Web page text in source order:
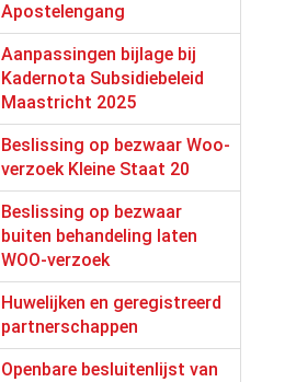
Apostelengang
Aanpassingen bijlage bij
Kadernota Subsidiebeleid
Maastricht 2025
Beslissing op bezwaar Woo-
verzoek Kleine Staat 20
Beslissing op bezwaar
buiten behandeling laten
WOO-verzoek
Huwelijken en geregistreerd
partnerschappen
Openbare besluitenlijst van